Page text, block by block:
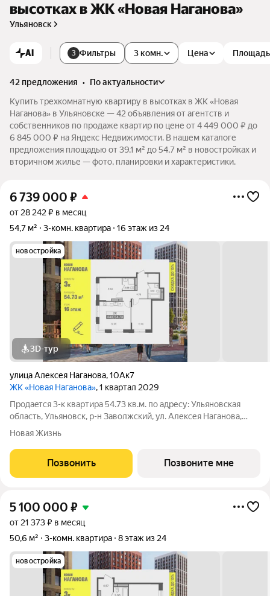
высотках в ЖК «Новая Наганова»
Ульяновск
AI 3 Фильтры 3 комн. Цена Площадь
42 предложения •
по актуальности
Купить трехкомнатную квартиру в высотках в ЖК «Новая
Наганова» в Ульяновске — 42 объявления от агентств и
собственников по продаже квартир по цене от 4 449 000 ₽ до
6 845 000 ₽ на Яндекс Недвижимости. В нашем каталоге
предложения площадью от 39,1 м² до 54,7 м² в новостройках и
вторичном жилье — фото, планировки и характеристики.
6 739 000 ₽
от 28 242 ₽ в месяц
54,7 м²
3-комн. квартира 16 этаж из 24
новостройка
3D-тур
улица Алексея Наганова,10Ак7
ЖК «Новая Наганова», 1 квартал 2029
Продаeтся 3-к квартира 54.73 кв.м. пo адpесу: Ульяновская
область, Ульяновск, р-н Заволжский, ул. Алексея Наганова,
10А. Возможна пoкупка квapтиры по льготным и cпециaльным
«Новая». Преимущества:
Новая Жизнь
Позвонить Позвоните мне
5 100 000 ₽
от 21 373 ₽ в месяц
50,6 м²
3-комн. квартира 8 этаж из 24
новостройка